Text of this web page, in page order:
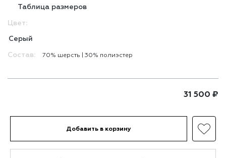
Таблица размеров
Цвет:
Серый
Состав: 70% шерсть | 30% полиэстер
31 500 ₽
Добавить в корзину